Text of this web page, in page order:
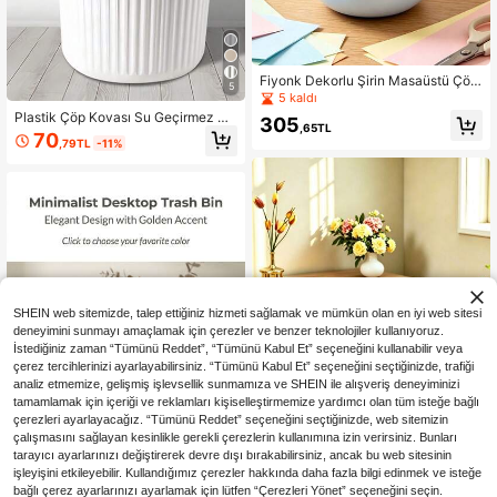
5
Plastik Çöp Kovası Su Geçirmez Çi
zgili Çöp Kutusu Meyve Kabuğu Ka
ğıt Parçaları Saklamak İçin Atık Sep
daları Oturma Odaları Atık Konteynır
ı Banyo Mutfak Aksesuarı Ev Dekor
asyonu Temel Gereksinimleri Oda D
70,79TL -11%
Fiyonk Dekorlu Şirin Masaüstü Çöp
Kovası, Mini Masaüstü Atık Kutusu,
Taşınabilir Tezgah Üstü Çöp Kovas
ı, Kapaklı ve Açılır Kapaklı, Yatak O
gah Üstü İçin, Ev Gereçleri, Benzers
iz Doğum Günü Hediyesi, Okula Dö
nüş Hediyesi, Öğretmen Hediyesi, P
arti Hediyesi
5 kaldı
305 ,65TL
Beyaz/Pembe/Sarı Fiyonk Stili Çöp
SHEIN web sitemizde, talep ettiğiniz hizmeti sağlamak ve mümkün olan en iyi web sitesi
deneyimini sunmayı amaçlamak için çerezler ve benzer teknolojiler kullanıyoruz.
İstediğiniz zaman “Tümünü Reddet”, “Tümünü Kabul Et” seçeneğini kullanabilir veya
çerez tercihlerinizi ayarlayabilirsiniz. “Tümünü Kabul Et” seçeneğini seçtiğinizde, trafiği
analiz etmemize, gelişmiş işlevsellik sunmamıza ve SHEIN ile alışveriş deneyiminizi
tamamlamak için içeriği ve reklamları kişiselleştirmemize yardımcı olan tüm isteğe bağlı
çerezleri ayarlayacağız. “Tümünü Reddet” seçeneğini seçtiğinizde, web sitemizin
çalışmasını sağlayan kesinlikle gerekli çerezlerin kullanımına izin verirsiniz. Bunları
tarayıcı ayarlarınızı değiştirerek devre dışı bırakabilirsiniz, ancak bu web sitesinin
işleyişini etkileyebilir. Kullandığımız çerezler hakkında daha fazla bilgi edinmek ve isteğe
bağlı çerez ayarlarınızı ayarlamak için lütfen “Çerezleri Yönet” seçeneğini seçin.